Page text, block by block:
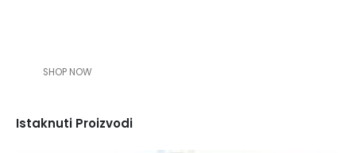
SHOP NOW
Istaknuti Proizvodi